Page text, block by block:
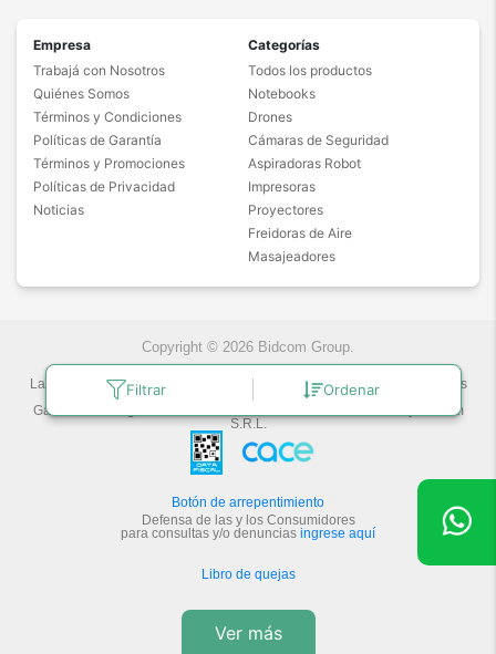
Filtrar Ordenar
Empresa
Trabajá con Nosotros
Quiénes Somos
Términos y Condiciones
Políticas de Garantía
Términos y Promociones
Políticas de Privacidad
Noticias
Categorías
Todos los productos
Notebooks
Drones
Cámaras de Seguridad
Aspiradoras Robot
Impresoras
Proyectores
Freidoras de Aire
Masajeadores
Copyright © 2026 Bidcom Group.
Las fotos son a modo ilustrativo. La venta de cualquiera de los productos
publicados está sujeta a la verificación de stock.
Gadnic Tecnología novedosa.
Bidcom
S.R.L.
Botón de arrepentimiento
Defensa de las y los Consumidores
para consultas y/o denuncias ingrese aquí
Libro de quejas
Ver más